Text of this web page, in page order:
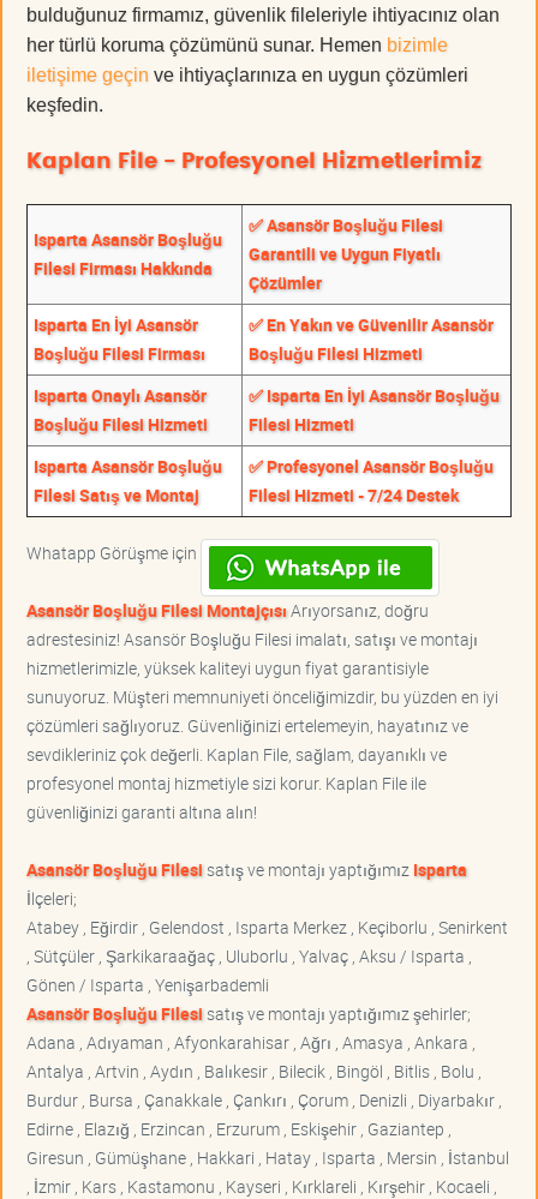
bulduğunuz firmamız, güvenlik fileleriyle ihtiyacınız olan
her türlü koruma çözümünü sunar. Hemen bizimle
iletişime geçin ve ihtiyaçlarınıza en uygun çözümleri
keşfedin.
Kaplan File - Profesyonel Hizmetlerimiz
Isparta Asansör Boşluğu
Filesi Firması Hakkında
✅ Asansör Boşluğu Filesi
Garantili ve Uygun Fiyatlı
Çözümler
Isparta En İyi Asansör
Boşluğu Filesi Firması
✅ En Yakın ve Güvenilir Asansör
Boşluğu Filesi Hizmeti
Isparta Onaylı Asansör
Boşluğu Filesi Hizmeti
✅ Isparta En İyi Asansör Boşluğu
Filesi Hizmeti
Isparta Asansör Boşluğu
Filesi Satış ve Montaj
✅ Profesyonel Asansör Boşluğu
Filesi Hizmeti - 7/24 Destek
Whatapp Görüşme için
Asansör Boşluğu Filesi MontajçısıArıyorsanız, doğru
adrestesiniz! Asansör Boşluğu Filesi imalatı, satışı ve montajı
hizmetlerimizle, yüksek kaliteyi uygun fiyat garantisiyle
sunuyoruz. Müşteri memnuniyeti önceliğimizdir, bu yüzden en iyi
çözümleri sağlıyoruz. Güvenliğinizi ertelemeyin, hayatınız ve
sevdikleriniz çok değerli. Kaplan File, sağlam, dayanıklı ve
profesyonel montaj hizmetiyle sizi korur. Kaplan File ile
güvenliğinizi garanti altına alın!
Asansör Boşluğu Filesisatış ve montajı yaptığımız Isparta
İlçeleri;
Atabey , Eğirdir , Gelendost , Isparta Merkez , Keçiborlu , Senirkent
, Sütçüler , Şarkikaraağaç , Uluborlu , Yalvaç , Aksu / Isparta ,
Gönen / Isparta , Yenişarbademli
Asansör Boşluğu Filesisatış ve montajı yaptığımız şehirler;
Adana , Adıyaman , Afyonkarahisar , Ağrı , Amasya , Ankara ,
Antalya , Artvin , Aydın , Balıkesir , Bilecik , Bingöl , Bitlis , Bolu ,
Burdur , Bursa , Çanakkale , Çankırı , Çorum , Denizli , Diyarbakır ,
Edirne , Elazığ , Erzincan , Erzurum , Eskişehir , Gaziantep ,
Giresun , Gümüşhane , Hakkari , Hatay , Isparta , Mersin , İstanbul
, İzmir , Kars , Kastamonu , Kayseri , Kırklareli , Kırşehir , Kocaeli ,